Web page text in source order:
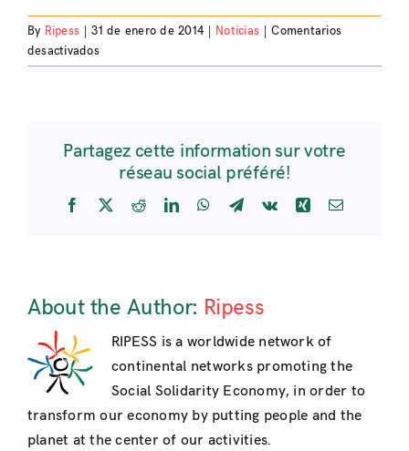
By Ripess | 31 de enero de 2014 | Noticias | Comentarios
desactivadosen
Sítio
para
celulares/tablets!
Partagez cette information sur votre
réseau social préféré!
Facebook
X RedditLinkedInWhatsApp
Telegram
Vk Xing Email
About the Author: Ripess
RIPESS is a worldwide network of
continental networks promoting the
Social Solidarity Economy, in order to
transform our economy by putting people and the
planet at the center of our activities.